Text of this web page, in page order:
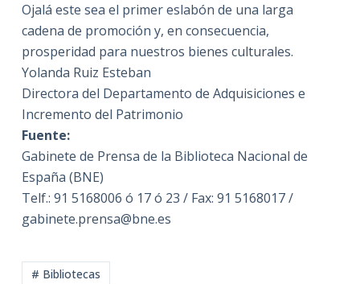
Ojalá este sea el primer eslabón de una larga
cadena de promoción y, en consecuencia,
prosperidad para nuestros bienes culturales.
Yolanda Ruiz Esteban
Directora del Departamento de Adquisiciones e
Incremento del Patrimonio
Fuente:
Gabinete de Prensa de la Biblioteca Nacional de
España (BNE)
Telf.: 91 5168006 ó 17 ó 23 / Fax: 91 5168017 /
gabinete.prensa@bne.es
# Bibliotecas